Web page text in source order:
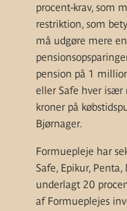
procent-krav, som
restriktion, som
må udgøre mere
pension på 1
eller Safe hver
kroner på
Bjørnager.
Formuepleje har
Safe, Epikur,
underlagt 20
af Formueplejes